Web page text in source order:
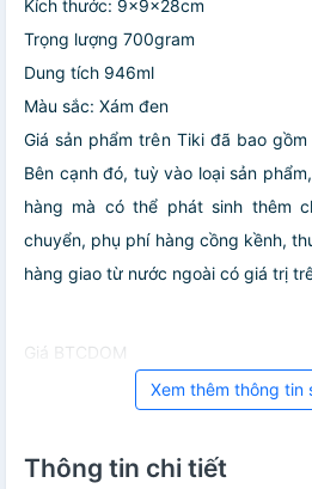
Kích thước: 9x9x28cm
Trọng lượng 700gram
Dung tích 946ml
Màu sắc: Xám đen
Giá sản phẩm trên Tiki đã bao
Bên cạnh đó, tuỳ vào loại sản
hàng mà có thể phát sinh thêm
chuyển, phụ phí hàng cồng kềnh,
hàng giao từ nước ngoài có giá trị
Giá BTCDOM
Xem thêm thông tin
Thông tin chi tiết